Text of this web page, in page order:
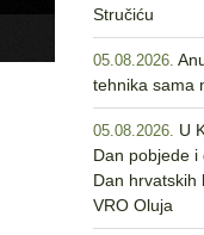
Stručiću
05.08.2026.
tehnika sama
05.08.2026. U
Dan pobjede i
Dan hrvatskih
VRO Oluja